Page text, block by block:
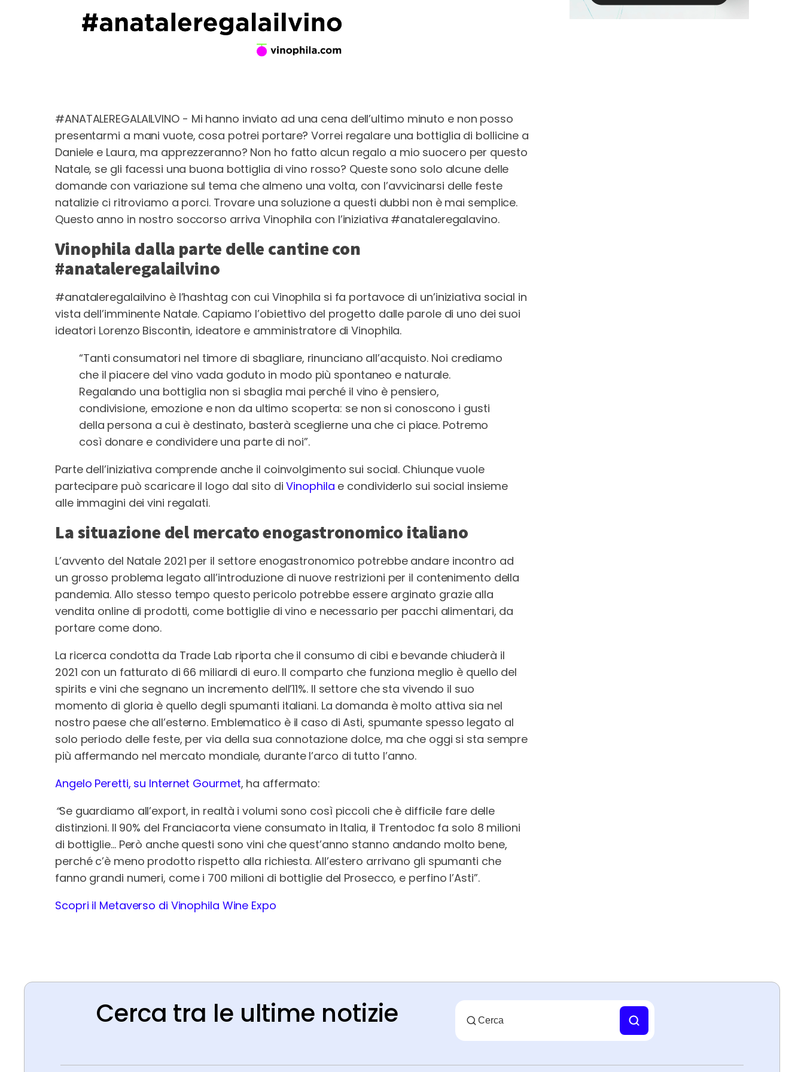
#ANATALEREGALAILVINO - Mi hanno inviato ad una cena dell’ultimo minuto e non posso
presentarmi a mani vuote, cosa potrei portare? Vorrei regalare una bottiglia di bollicine a
Daniele e Laura, ma apprezzeranno? Non ho fatto alcun regalo a mio suocero per questo
Natale, se gli facessi una buona bottiglia di vino rosso? Queste sono solo alcune delle
domande con variazione sul tema che almeno una volta, con l’avvicinarsi delle feste
natalizie ci ritroviamo a porci. Trovare una soluzione a questi dubbi non è mai semplice.
Questo anno in nostro soccorso arriva Vinophila con l’iniziativa #anataleregalavino.
Vinophila dalla parte delle cantine con
#anataleregalailvino
#anataleregalailvino è l’hashtag con cui Vinophila si fa portavoce di un’iniziativa social in
vista dell’imminente Natale. Capiamo l’obiettivo del progetto dalle parole di uno dei suoi
ideatori Lorenzo Biscontin, ideatore e amministratore di Vinophila.
“Tanti consumatori nel timore di sbagliare, rinunciano all’acquisto. Noi crediamo
che il piacere del vino vada goduto in modo più spontaneo e naturale.
Regalando una bottiglia non si sbaglia mai perché il vino è pensiero,
condivisione, emozione e non da ultimo scoperta: se non si conoscono i gusti
della persona a cui è destinato, basterà sceglierne una che ci piace. Potremo
così donare e condividere una parte di noi”.
Parte dell’iniziativa comprende anche il coinvolgimento sui social. Chiunque vuole
partecipare può scaricare il logo dal sito diVinophila e condividerlo sui social insieme
alle immagini dei vini regalati.
La situazione del mercato enogastronomico italiano
L’avvento del Natale 2021 per il settore enogastronomico potrebbe andare incontro ad
un grosso problema legato all’introduzione di nuove restrizioni per il contenimento della
pandemia. Allo stesso tempo questo pericolo potrebbe essere arginato grazie alla
vendita online di prodotti, come bottiglie di vino e necessario per pacchi alimentari, da
portare come dono.
La ricerca condotta da Trade Lab riporta che il consumo di cibi e bevande chiuderà il
2021 con un fatturato di 66 miliardi di euro. Il comparto che funziona meglio è quello del
spirits e vini che segnano un incremento dell’11%. Il settore che sta vivendo il suo
momento di gloria è quello degli spumanti italiani. La domanda è molto attiva sia nel
nostro paese che all’esterno. Emblematico è il caso di Asti, spumante spesso legato al
solo periodo delle feste, per via della sua connotazione dolce, ma che oggi si sta sempre
più affermando nel mercato mondiale, durante l’arco di tutto l’anno.
Angelo Peretti, su Internet Gourmet, ha affermato:
“Se guardiamo all’export, in realtà i volumi sono così piccoli che è difficile fare delle
distinzioni. Il 90% del Franciacorta viene consumato in Italia, il Trentodoc fa solo 8 milioni
di bottiglie… Però anche questi sono vini che quest’anno stanno andando molto bene,
perché c’è meno prodotto rispetto alla richiesta. All’estero arrivano gli spumanti che
fanno grandi numeri, come i 700 milioni di bottiglie del Prosecco, e perfino l’Asti”.
Scopri il Metaverso di Vinophila Wine Expo
Cerca tra le ultime notizie